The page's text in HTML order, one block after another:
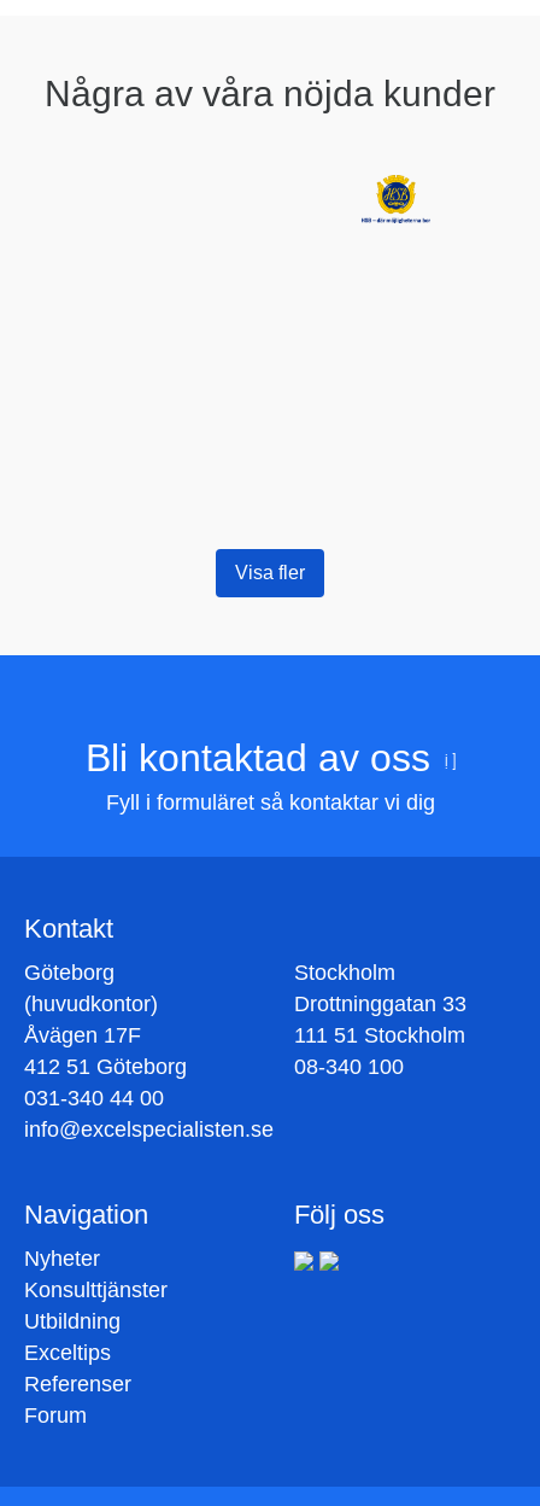
Några av våra nöjda kunder
Visa fler
Bli kontaktad av oss
Fyll i formuläret så kontaktar vi dig
Kontakt
Göteborg
(huvudkontor)
Åvägen 17F
412 51 Göteborg
031-340 44 00
info@excelspecialisten.se
Stockholm
Drottninggatan 33
111 51 Stockholm
08-340 100
Navigation
Nyheter
Konsulttjänster
Utbildning
Exceltips
Referenser
Forum
Följ oss